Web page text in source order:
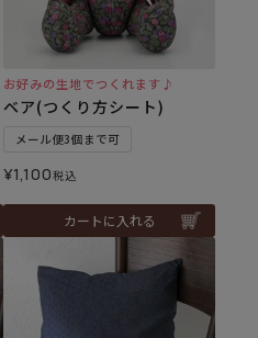
お好みの生地でつくれます♪
ベア(つくり方シート)
メール便3個まで可
¥1,100税込
カートに入れる